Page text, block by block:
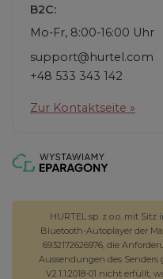
B2C:
Mo-Fr, 8:00-16:00 Uhr
support@hurtel.com
+48 533 343 142
Zur Kontaktseite »
HURTEL sp. z o.o. mit
Bluetooth-Autoplayer der
6932172626976, die
Aussendungen des Senders
V2.1.1:2018-01 nicht